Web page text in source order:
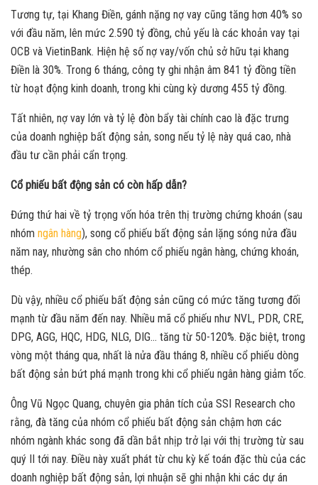
Tương tự, tại Khang Điền, gánh nặng nợ vay cũng tăng hơn 40% so
với đầu năm, lên mức 2.590 tỷ đồng, chủ yếu là các khoản vay tại
OCB và VietinBank. Hiện hệ số nợ vay/vốn chủ sở hữu tại khang
Điền là 30%. Trong 6 tháng, công ty ghi nhận âm 841 tỷ đồng tiền
từ hoạt động kinh doanh, trong khi cùng kỳ dương 455 tỷ đồng.
Tất nhiên, nợ vay lớn và tỷ lệ đòn bẩy tài chính cao là đặc trưng
của doanh nghiệp bất động sản, song nếu tỷ lệ này quá cao, nhà
đầu tư cần phải cẩn trọng.
Cổ phiếu bất động sản có còn hấp dẫn?
Đứng thứ hai về tỷ trọng vốn hóa trên thị trường chứng khoán (sau
nhóm ngân hàng), song cổ phiếu bất động sản lặng sóng nửa đầu
năm nay, nhường sân cho nhóm cổ phiếu ngân hàng, chứng khoán,
thép.
Dù vậy, nhiều cổ phiếu bất động sản cũng có mức tăng tương đối
mạnh từ đầu năm đến nay. Nhiều mã cổ phiếu như NVL, PDR, CRE,
DPG, AGG, HQC, HDG, NLG, DIG… tăng từ 50-120%. Đặc biệt, trong
vòng một tháng qua, nhất là nửa đầu tháng 8, nhiều cổ phiếu dòng
bất động sản bứt phá mạnh trong khi cổ phiếu ngân hàng giảm tốc.
Ông Vũ Ngọc Quang, chuyên gia phân tích của SSI Research cho
rằng, đà tăng của nhóm cổ phiếu bất động sản chậm hơn các
nhóm ngành khác song đã dần bắt nhịp trở lại với thị trường từ sau
quý II tới nay. Điều này xuất phát từ chu kỳ kế toán đặc thù của các
doanh nghiệp bất động sản, lợi nhuận sẽ ghi nhận khi các dự án